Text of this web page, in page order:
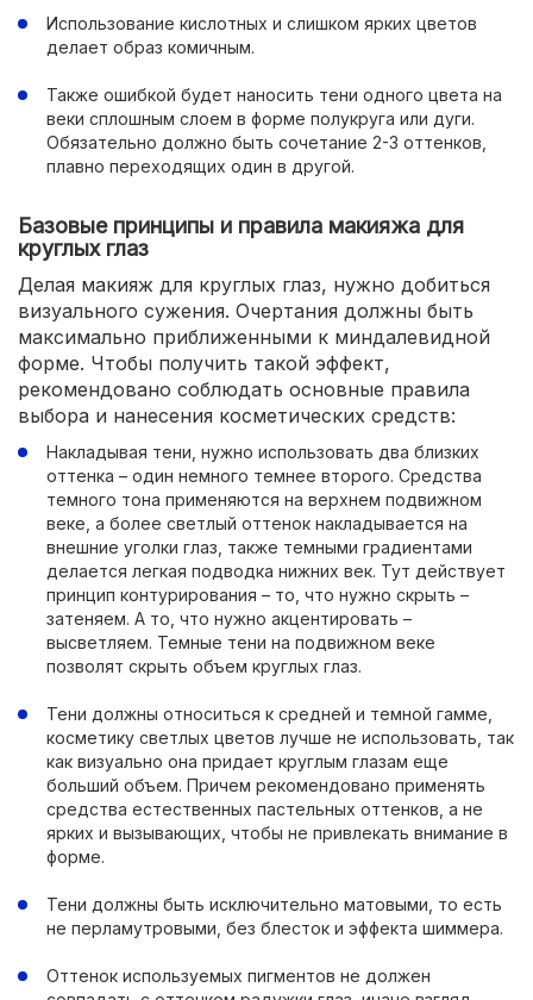
Использование кислотных и слишком ярких цветов
делает образ комичным.
Также ошибкой будет наносить тени одного цвета на
веки сплошным слоем в форме полукруга или дуги.
Обязательно должно быть сочетание 2-3 оттенков,
плавно переходящих один в другой.
Базовые принципы и правила макияжа для
круглых глаз
Делая макияж для круглых глаз, нужно добиться
визуального сужения. Очертания должны быть
максимально приближенными к миндалевидной
форме. Чтобы получить такой эффект,
рекомендовано соблюдать основные правила
выбора и нанесения косметических средств:
Накладывая тени, нужно использовать два близких
оттенка – один немного темнее второго. Средства
темного тона применяются на верхнем подвижном
веке, а более светлый оттенок накладывается на
внешние уголки глаз, также темными градиентами
делается легкая подводка нижних век. Тут действует
принцип контурирования – то, что нужно скрыть –
затеняем. А то, что нужно акцентировать –
высветляем. Темные тени на подвижном веке
позволят скрыть объем круглых глаз.
Тени должны относиться к средней и темной гамме,
косметику светлых цветов лучше не использовать, так
как визуально она придает круглым глазам еще
больший объем. Причем рекомендовано применять
средства естественных пастельных оттенков, а не
ярких и вызывающих, чтобы не привлекать внимание в
форме.
Тени должны быть исключительно матовыми, то есть
не перламутровыми, без блесток и эффекта шиммера.
Оттенок используемых пигментов не должен